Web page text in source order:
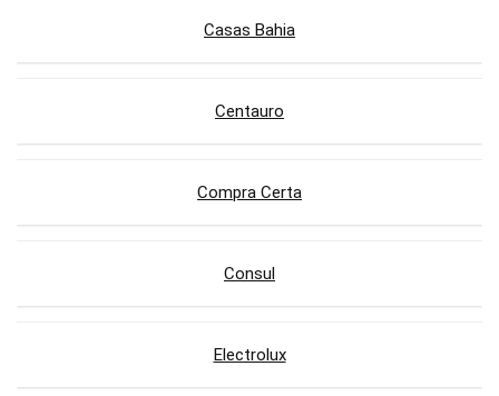
Casas Bahia
Centauro
Compra Certa
Consul
Electrolux